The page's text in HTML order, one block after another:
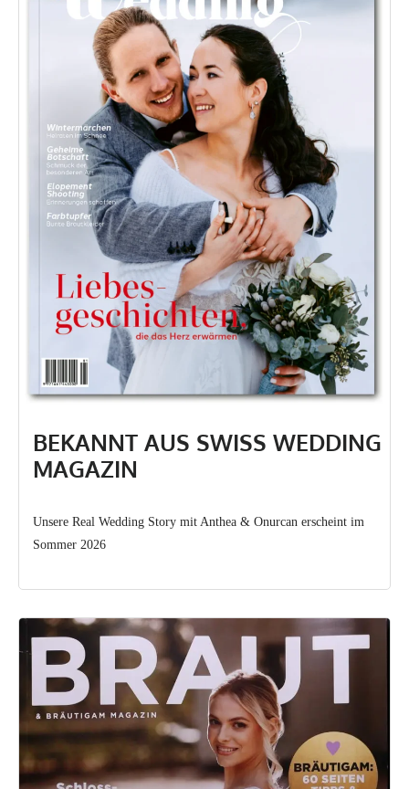
BEKANNT AUS SWISS WEDDING
MAGAZIN
Unsere Real Wedding Story mit Anthea & Onurcan erscheint im
Sommer 2026